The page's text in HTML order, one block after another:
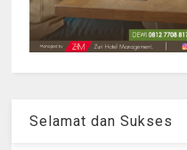
Selamat dan Sukses